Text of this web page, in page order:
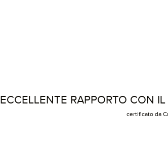
ECCELLENTE RAPPORTO CON
certificato da